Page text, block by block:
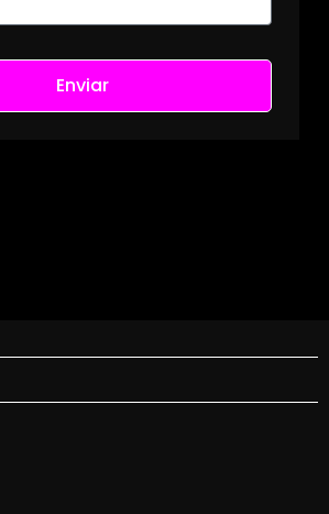
Enviar